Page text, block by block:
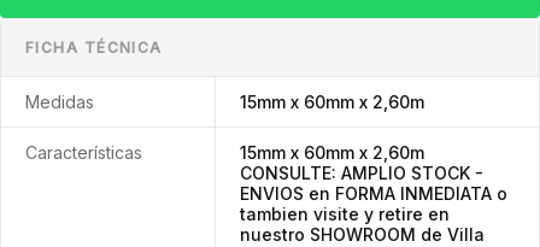
FICHA TÉCNICA
Medidas 15mm x 60mm x 2,60m
Características
15mm x 60mm x 2,60m
CONSULTE: AMPLIO STOCK -
ENVIOS en FORMA INMEDIATA o
tambien visite y retire en
nuestro SHOWROOM de Villa